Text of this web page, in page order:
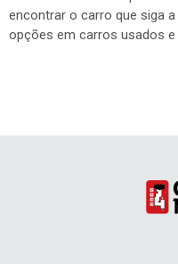
encontrar o carro que siga
opções em carros usados